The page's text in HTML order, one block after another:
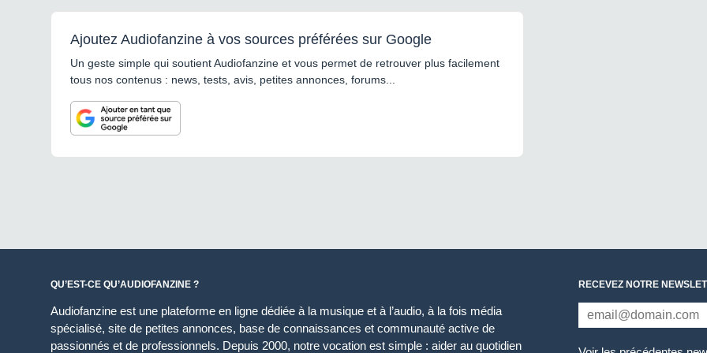
Ajoutez Audiofanzine à vos sources préférées sur Google
Un geste simple qui soutient Audiofanzine et vous permet de retrouver plus facilement
tous nos contenus : news, tests, avis, petites annonces, forums...
QU’EST-CE QU’AUDIOFANZINE ?
Audiofanzine est une plateforme en ligne dédiée à la musique et à l’audio, à la fois média
spécialisé, site de petites annonces, base de connaissances et communauté active de
passionnés et de professionnels. Depuis 2000, notre vocation est simple : aider au quotidien
RECEVEZ NOTRE